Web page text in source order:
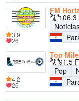
FM
106.3
Notícias
3.9
26
Top
91.5
Pop
4.2
26